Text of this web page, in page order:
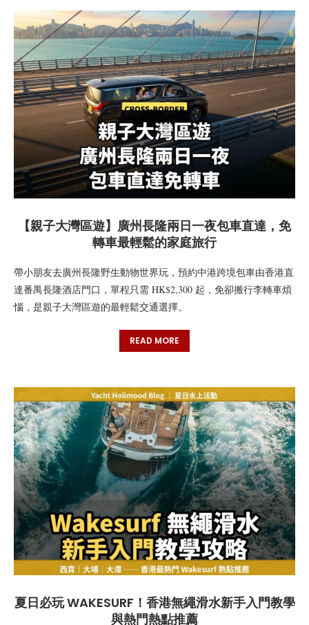
【親子大灣區遊】廣州長隆兩日一夜包車直達，免
轉車最輕鬆的家庭旅行
帶小朋友去廣州長隆野生動物世界玩，預約中港跨境包車由香港直
達番禺長隆酒店門口，單程只需 HK$2,300 起，免卻搬行李轉車煩
惱，是親子大灣區遊的最輕鬆交通選擇。
READ MORE
夏日必玩 WAKESURF！香港無繩滑水新手入門教學
與熱門熱點推薦